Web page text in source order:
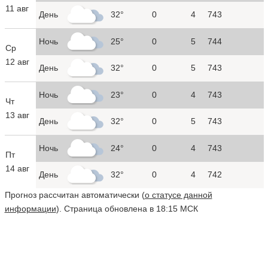
11 авг
День 32° 0 4 743
Ср
12 авг
Ночь 25° 0 5 744
День 32° 0 5 743
Чт
13 авг
Ночь 23° 0 4 743
День 32° 0 5 743
Пт
14 авг
Ночь 24° 0 4 743
День 32° 0 4 742
Прогноз рассчитан автоматически (о статусе данной
информации). Страница обновлена в 18:15 МСК